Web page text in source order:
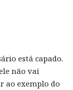
está capado.
não vai
ao exemplo do